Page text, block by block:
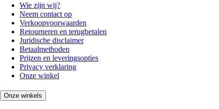
Wie zijn wij?
Neem contact op
Verkoopvoorwaarden
Retourneren en terugbetalen
Juridische disclaimer
Betaalmethoden
Prijzen en leveringsopties
Privacy verklaring
Onze winkel
Onze winkels